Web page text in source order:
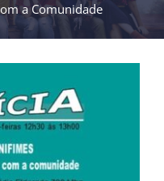
a Comunidade